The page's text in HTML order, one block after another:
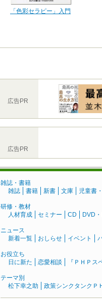
「色彩セラピー」入門
広告PR
広告PR
雑誌・書籍
雑誌
書籍 新書 文庫 児童書
研修・教材
人材育成
セミナー CD DVD
ニュース
新着一覧
おしらせ イベント
お役立ち
日に新た
恋愛相談 『ＰＨＰス
テーマ別
松下幸之助
政策シンクタンクＰ